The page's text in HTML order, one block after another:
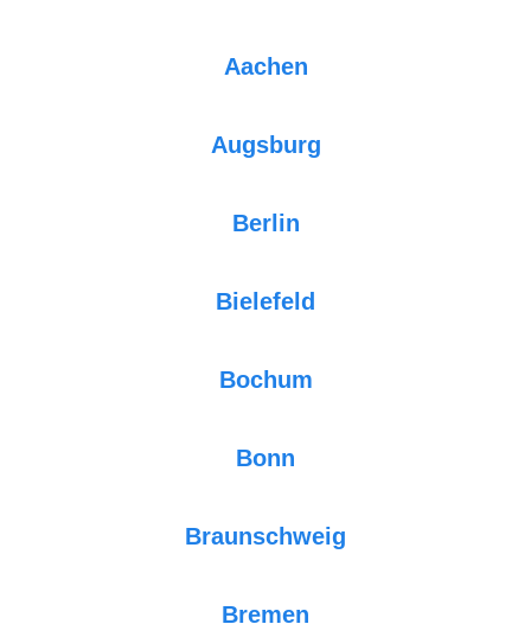
Aachen
Augsburg
Berlin
Bielefeld
Bochum
Bonn
Braunschweig
Bremen